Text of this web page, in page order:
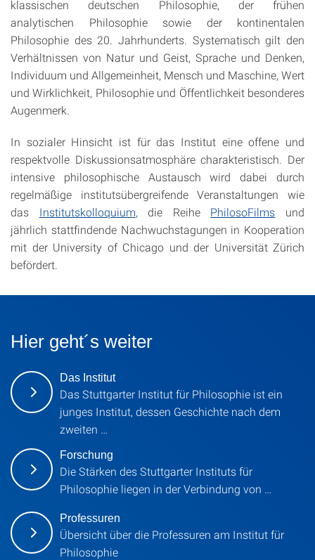
klassischen deutschen Philosophie, der frühen
analytischen Philosophie sowie der kontinentalen
Philosophie des 20. Jahrhunderts. Systematisch gilt den
Verhältnissen von Natur und Geist, Sprache und Denken,
Individuum und Allgemeinheit, Mensch und Maschine, Wert
und Wirklichkeit, Philosophie und Öffentlichkeit besonderes
Augenmerk.
In sozialer Hinsicht ist für das Institut eine offene und
respektvolle Diskussionsatmosphäre charakteristisch. Der
intensive philosophische Austausch wird dabei durch
regelmäßige institutsübergreifende Veranstaltungen wie
das Institutskolloquium, die Reihe PhilosoFilms und
jährlich stattfindende Nachwuchstagungen in Kooperation
mit der University of Chicago und der Universität Zürich
befördert.
Hier geht´s weiter
Das Institut
Das Stuttgarter Institut für Philosophie ist ein
junges Institut, dessen Geschichte nach dem
zweiten …
Forschung
Die Stärken des Stuttgarter Instituts für
Philosophie liegen in der Verbindung von …
Professuren
Übersicht über die Professuren am Institut für
Philosophie